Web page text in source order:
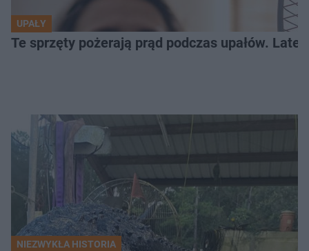
UPAŁY
Te sprzęty pożerają prąd podczas upałów.
NIEZWYKŁA HISTORIA